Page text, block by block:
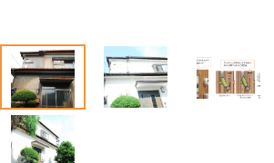
1 2
5